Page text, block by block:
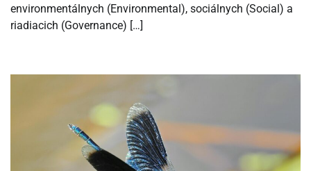
environmentálnych (Environmental), sociálnych (Social) a
riadiacich (Governance) […]